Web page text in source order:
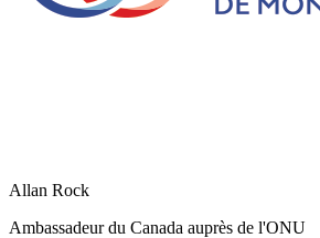
Allan Rock
Ambassadeur du Canada auprès de l'ONU